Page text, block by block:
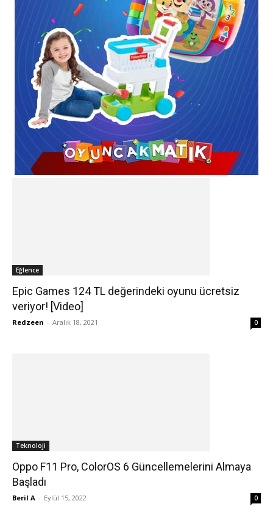
Eğlence
Epic Games 124 TL değerindeki oyunu ücretsiz
veriyor! [Video]
Redzeen - Aralık 18, 2021 0
Teknoloji
Oppo F11 Pro, ColorOS 6 Güncellemelerini Almaya
Başladı
Beril A - Eylül 15, 2022 0